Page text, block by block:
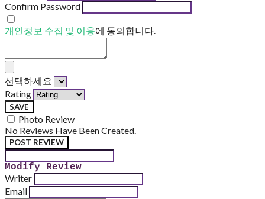
Confirm Password
개인정보 수집 및 이용에 동의합니다.
선택하세요
Rating
SAVE
Photo Review
No Reviews Have Been Created.
POST REVIEW
Modify Review
Writer
Email